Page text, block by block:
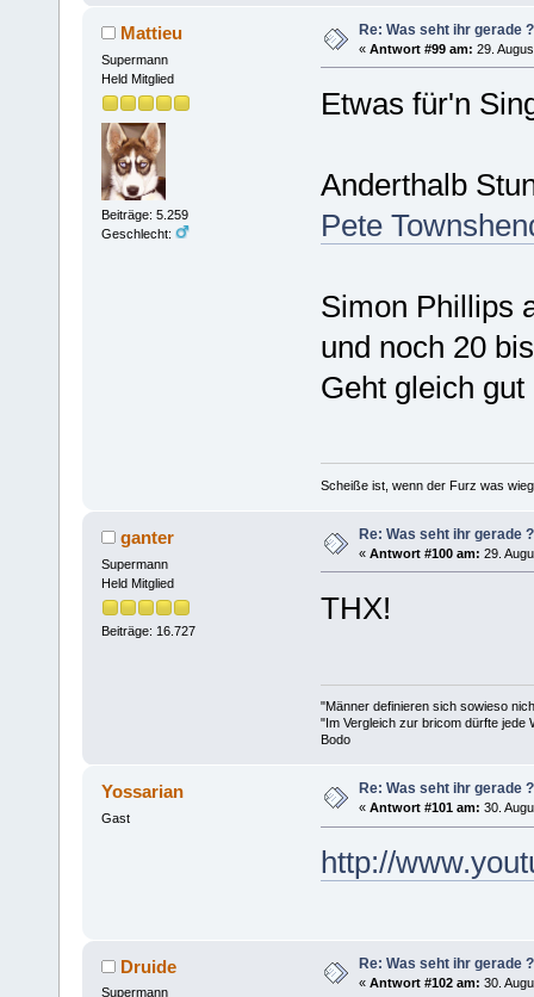
Mattieu
Supermann
Held Mitglied
Beiträge: 5.259
Geschlecht:
Re: Was seht ihr gerade ?
« Antwort #99 am: 29.
Etwas für'n
Anderthalb
Pete
Simon Phillips
und noch 20
Geht gleich
Scheiße ist, wenn der Furz was
ganter
Supermann
Held Mitglied
Beiträge: 16.727
Re: Was seht ihr gerade ?
« Antwort #100 am: 29.
THX!
"Männer definieren sich sowieso
"Im Vergleich zur bricom dürfte jede
Bodo
Yossarian
Gast
Re: Was seht ihr gerade ?
« Antwort #101 am: 30.
http://
Druide
Supermann
Re: Was seht ihr gerade ?
« Antwort #102 am: 30.